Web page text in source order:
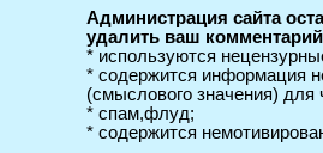
Администрация сайта
удалить ваш
* используются
* содержится информация
(смыслового значения) для
* спам,флуд;
* содержится